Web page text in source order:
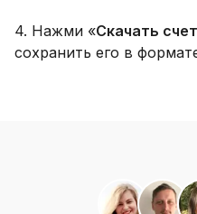
4. Нажми «Скачать
сохранить его в